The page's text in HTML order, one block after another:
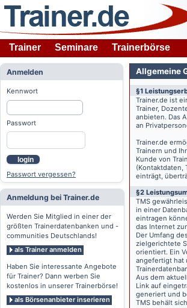
Trainer Seminare Trainerbörse
Anmelden
Kennwort
Passwort
login
Passwort vergessen?
Anmeldung bei Trainer.de
Werden Sie Mitglied in einer der
größten Trainerdatenbanken und -
communities Deutschlands!
als Trainer anmelden
Haben Sie interessante Angebote
für Trainer? Dann werben Sie
kostenlos in unserer Trainerbörse!
als Börsenanbieter inserieren
Allgemeine
§1
Trainer.de ist
Trainer,
anbieten. Das
an
Trainer.de
Trainern und
Kunde von
(Kontaktdaten,
einträgt,
§2
TMS
in einer
eintragen
das Internet
Der Umfang
zielgerichtete
orientiert. Ein
angefertigt hat
Aus dem
Link auf
generiert und
TMS behält